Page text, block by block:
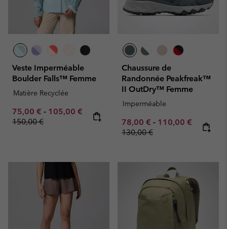
Veste Imperméable
Boulder Falls™ Femme
Matière Recyclée
Minimum sale price:
75,00 € - Maximum sale price:
105,00 € Regular price:
150,00 €
Chaussure de
Randonnée Peakfreak™
II OutDry™ Femme
Imperméable
Minimum sale price:
78,00 € - Maximum sale
110,00 € Regular
130,00 €